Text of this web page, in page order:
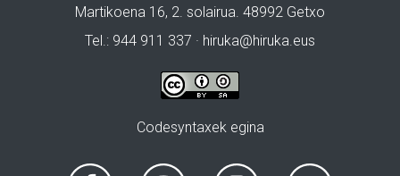
Martikoena 16, 2. solairua. 48992 Getxo
Tel.: 944 911 337 · hiruka@hiruka.eus
Codesyntaxek egina